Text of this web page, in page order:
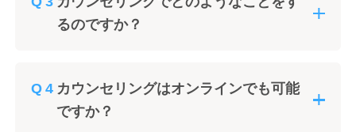
るのですか？
カウンセリングはオンラインでも可能
ですか？